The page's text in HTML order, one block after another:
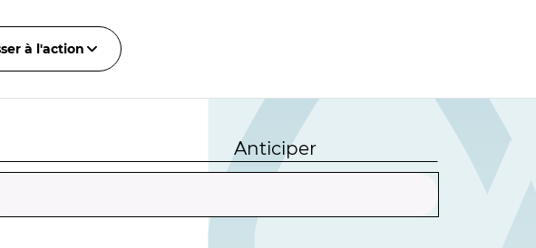
à l'action
Anticiper